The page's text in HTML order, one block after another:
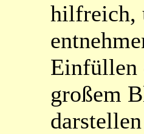
hilfreich,
Einfüllen
großem